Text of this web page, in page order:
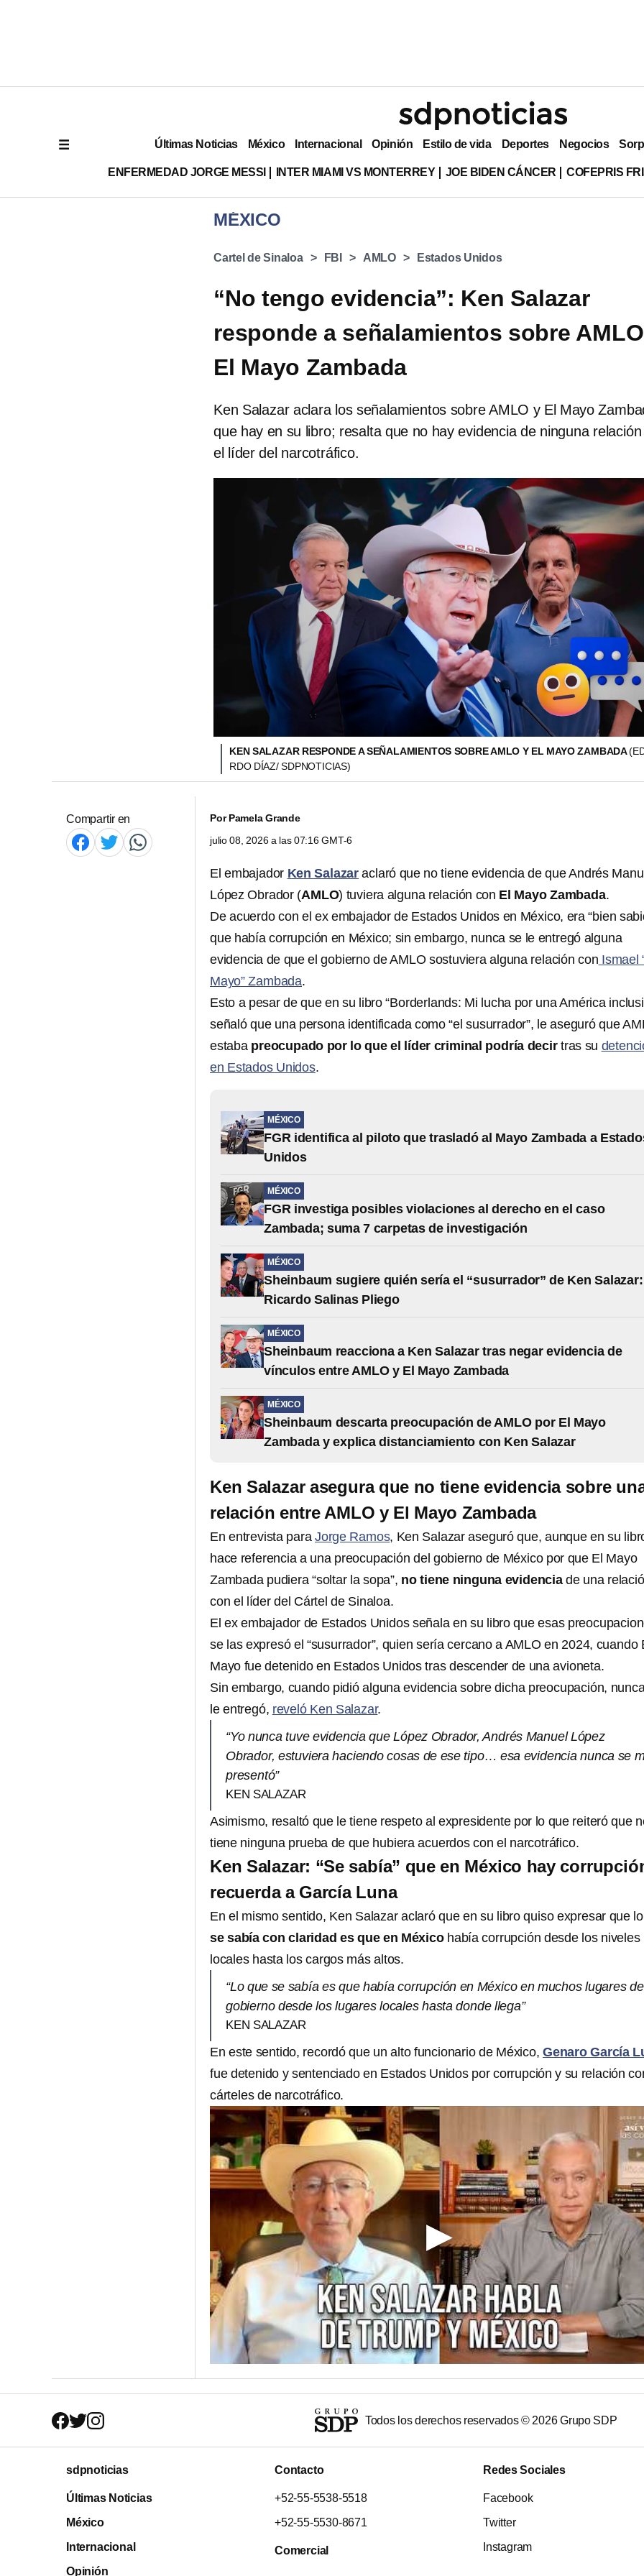
Últimas Noticias México Internacional Opinión Estilo de vida Deportes Negocios
ENFERMEDAD JORGE MESSI INTER MIAMI VS MONTERREY JOE BIDEN CÁNCER COFEPRIS
MÉXICO
Cartel de Sinaloa FBI AMLO Estados Unidos
“No tengo evidencia”: Ken Salazar
responde a señalamientos sobre
El Mayo Zambada
Ken Salazar aclara los señalamientos sobre AMLO y El Mayo
que hay en su libro; resalta que no hay evidencia de ninguna relación
el líder del narcotráfico.
KEN SALAZAR RESPONDE A SEÑALAMIENTOS SOBRE AMLO Y EL MAYO ZAMBADA
RDO DÍAZ/ SDPNOTICIAS)
Compartir en PorPamela Grande
julio 08, 2026 a las 07:16 GMT-6
El embajador Ken Salazar aclaró que no tiene evidencia de que Andrés
López Obrador (AMLO) tuviera alguna relación con El Mayo Zambada.
De acuerdo con el ex embajador de Estados Unidos en México, era “bien
que había corrupción en México; sin embargo, nunca se le entregó alguna
evidencia de que el gobierno de AMLO sostuviera alguna relación con Ismael
Mayo” Zambada.
Esto a pesar de que en su libro “Borderlands: Mi lucha por una América
señaló que una persona identificada como “el susurrador”, le aseguró que
estaba preocupado por lo que el líder criminal podría decirtras su
en Estados Unidos.
MÉXICO
FGR identifica al piloto que trasladó al Mayo Zambada a
Unidos
MÉXICO
FGR investiga posibles violaciones al derecho en el caso
Zambada; suma 7 carpetas de investigación
MÉXICO
Sheinbaum sugiere quién sería el “susurrador” de Ken Salazar:
Ricardo Salinas Pliego
MÉXICO
Sheinbaum reacciona a Ken Salazar tras negar evidencia de
vínculos entre AMLO y El Mayo Zambada
MÉXICO
Sheinbaum descarta preocupación de AMLO por El Mayo
Zambada y explica distanciamiento con Ken Salazar
Ken Salazar asegura que no tiene evidencia sobre
relación entre AMLO y El Mayo Zambada
En entrevista paraJorge Ramos, Ken Salazar aseguró que, aunque en su
hace referencia a una preocupación del gobierno de México por que El Mayo
Zambada pudiera “soltar la sopa”, no tiene ninguna evidenciade una
con el líder del Cártel de Sinaloa.
El ex embajador de Estados Unidos señala en su libro que esas
se las expresó el “susurrador”, quien sería cercano a AMLO en 2024, cuando
Mayo fue detenido en Estados Unidos tras descender de una avioneta.
Sin embargo, cuando pidió alguna evidencia sobre dicha preocupación,
le entregó, reveló Ken Salazar.
“Yo nunca tuve evidencia que López Obrador, Andrés Manuel López
Obrador, estuviera haciendo cosas de ese tipo… esa evidencia nunca se
presentó”
KEN SALAZAR
Asimismo, resaltó que le tiene respeto al expresidente por lo que reiteró que
tiene ninguna prueba de que hubiera acuerdos con el narcotráfico.
Ken Salazar: “Se sabía” que en México hay
recuerda a García Luna
En el mismo sentido, Ken Salazar aclaró que en su libro quiso expresar que
se sabía con claridad es que en México había corrupción desde los niveles
locales hasta los cargos más altos.
“Lo que se sabía es que había corrupción en México en muchos lugares
gobierno desde los lugares locales hasta donde llega”
KEN SALAZAR
En este sentido, recordó que un alto funcionario de México, Genaro García
fue detenido y sentenciado en Estados Unidos por corrupción y su relación
cárteles de narcotráfico.
Todos los derechos reservados © 2026Grupo SDP
sdpnoticias
Últimas Noticias
México
Internacional
Opinión
Contacto
+52-55-5538-5518
+52-55-5530-8671
Comercial
Redes Sociales
Facebook
Twitter
Instagram